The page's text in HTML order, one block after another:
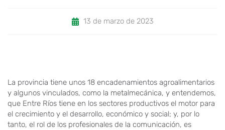
13 de marzo de 2023
La provincia tiene unos 18 encadenamientos agroalimentarios
y algunos vinculados, como la metalmecánica, y entendemos,
que Entre Ríos tiene en los sectores productivos el motor para
el crecimiento y el desarrollo, económico y social; y, por lo
tanto, el rol de los profesionales de la comunicación, es